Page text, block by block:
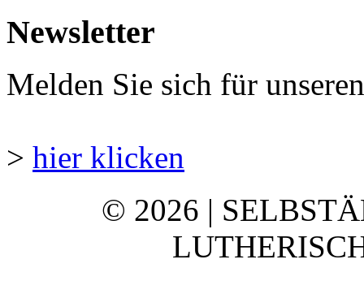
Newsletter
Melden Sie sich für
> hier klicken
© 2026 |